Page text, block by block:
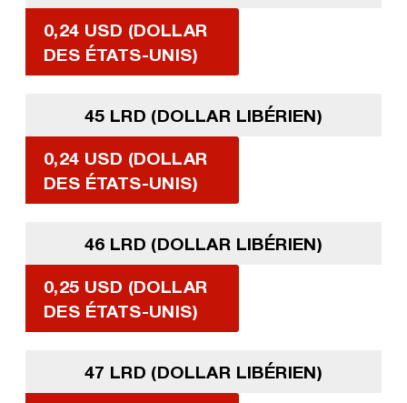
0,24 USD (DOLLAR
DES ÉTATS-UNIS)
45 LRD (DOLLAR LIBÉRIEN)
0,24 USD (DOLLAR
DES ÉTATS-UNIS)
46 LRD (DOLLAR LIBÉRIEN)
0,25 USD (DOLLAR
DES ÉTATS-UNIS)
47 LRD (DOLLAR LIBÉRIEN)